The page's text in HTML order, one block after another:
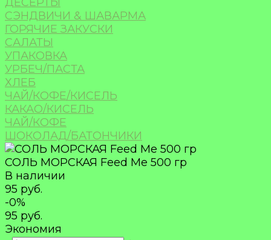
СЭНДВИЧИ & ШАВАРМА
ГОРЯЧИЕ ЗАКУСКИ
САЛАТЫ
УПАКОВКА
УРБЕЧ/ПАСТА
ХЛЕБ
ЧАЙ/КОФЕ/КИСЕЛЬ
КАКАО/КИСЕЛЬ
ЧАЙ/КОФЕ
ШОКОЛАД/БАТОНЧИКИ
СОЛЬ МОРСКАЯ Feed Me 500 гр
В наличии
95 руб.
-0%
95 руб.
Экономия